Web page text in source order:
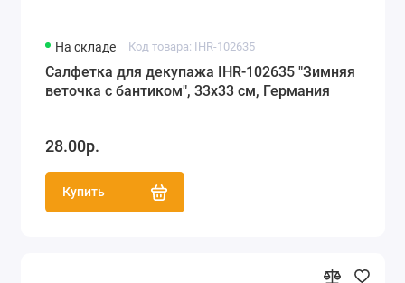
На складе Код товара: IHR-102635
Салфетка для декупажа IHR-102635 "Зимняя
веточка с бантиком", 33х33 см, Германия
28.00р.
Купить